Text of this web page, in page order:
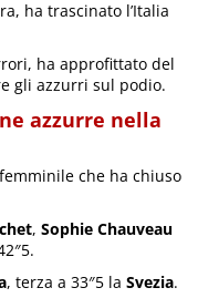
ha trascinato l’Italia
ha approfittato del
gli azzurri sul podio.
azzurre nella
che ha chiuso
,Sophie Chauveau
, terza a 33″5 laSvezia.